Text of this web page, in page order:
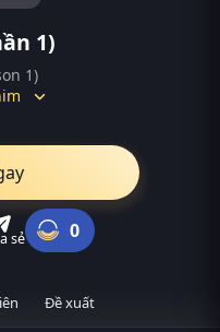
1)
1)
sẻ 0
Đề xuất